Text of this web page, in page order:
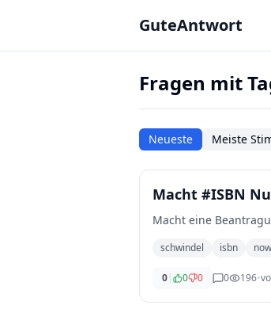
GuteAntwort
Fragen mit
Neueste Meiste
Macht #ISBN
Macht eine
schwindel isbn
0| 0 0 0 196•